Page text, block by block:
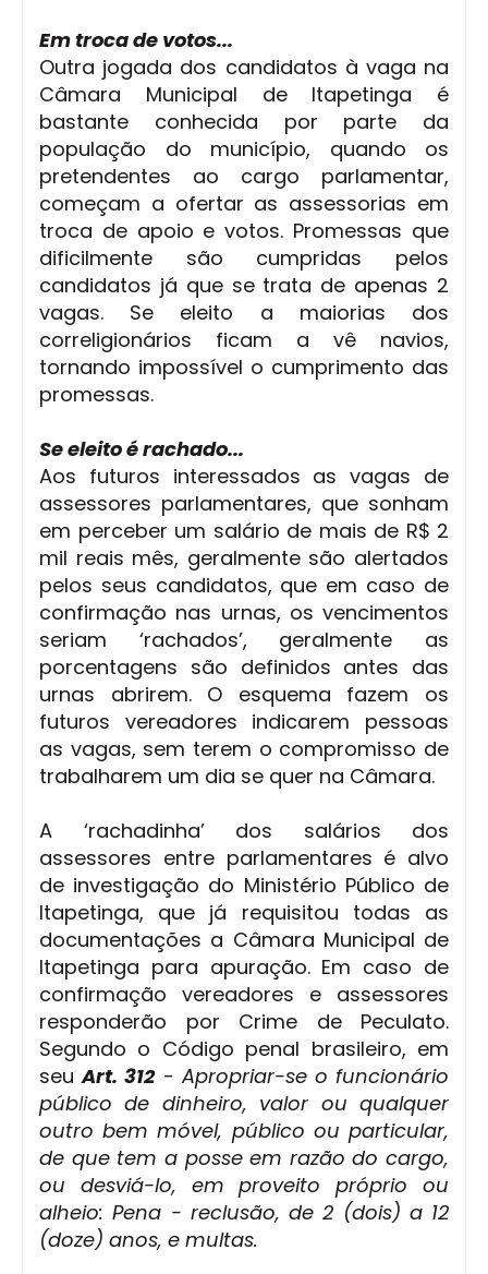
Em troca de votos...
Outra jogada dos candidatos à vaga na
Câmara Municipal de Itapetinga é
bastante conhecida por parte da
população do município, quando os
pretendentes ao cargo parlamentar,
começam a ofertar as assessorias em
troca de apoio e votos. Promessas que
dificilmente são cumpridas pelos
candidatos já que se trata de apenas 2
vagas. Se eleito a maiorias dos
correligionários ficam a vê navios,
tornando impossível o cumprimento das
promessas.
Se eleito é rachado...
Aos futuros interessados as vagas de
assessores parlamentares, que sonham
em perceber um salário de mais de R$ 2
mil reais mês, geralmente são alertados
pelos seus candidatos, que em caso de
confirmação nas urnas, os vencimentos
seriam ‘rachados’, geralmente as
porcentagens são definidos antes das
urnas abrirem. O esquema fazem os
futuros vereadores indicarem pessoas
as vagas, sem terem o compromisso de
trabalharem um dia se quer na Câmara.
A ‘rachadinha’ dos salários dos
assessores entre parlamentares é alvo
de investigação do Ministério Público de
Itapetinga, que já requisitou todas as
documentações a Câmara Municipal de
Itapetinga para apuração. Em caso de
confirmação vereadores e assessores
responderão por Crime de Peculato.
Segundo o Código penal brasileiro, em
seuArt. 312-Apropriar-se o funcionário
público de dinheiro, valor ou qualquer
outro bem móvel, público ou particular,
de que tem a posse em razão do cargo,
ou desviá-lo, em proveito próprio ou
alheio: Pena - reclusão, de 2 (dois) a 12
(doze) anos, e multas.